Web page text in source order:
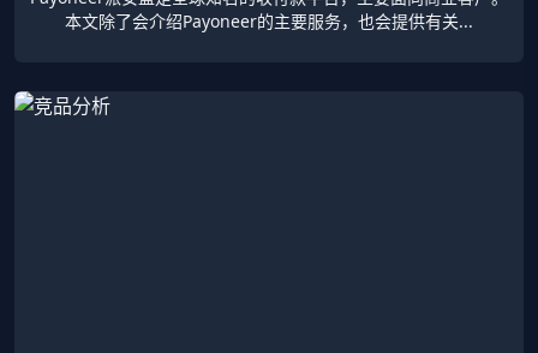
本文除了会介绍Payoneer的主要服务，也会提供有关...